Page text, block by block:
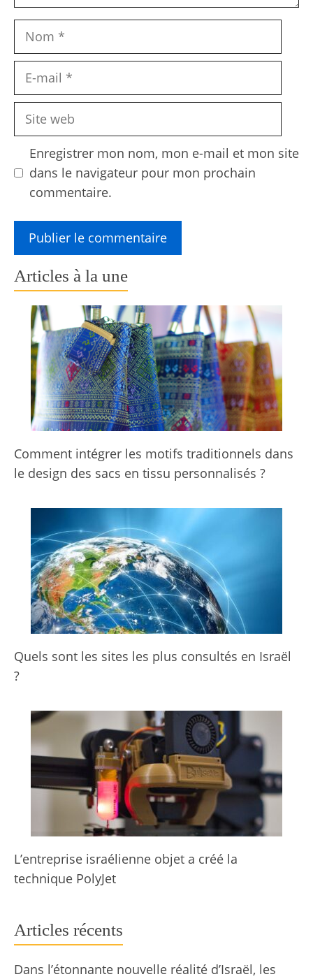
Nom
Site
Enregistrer mon nom, mon e-mail et mon site
dans le navigateur pour mon prochain
commentaire.
Articles à la une
Comment intégrer les motifs traditionnels dans
le design des sacs en tissu personnalisés ?
Quels sont les sites les plus consultés en Israël
?
L’entreprise israélienne objet a créé la
technique PolyJet
Articles récents
Dans l’étonnante nouvelle réalité d’Israël, les